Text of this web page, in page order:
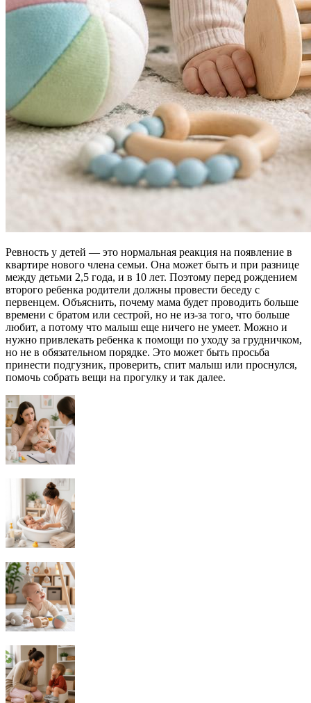
Ревность у детей — это нормальная реакция на появление в
квартире нового члена семьи. Она может быть и при разнице
между детьми 2,5 года, и в 10 лет. Поэтому перед рождением
второго ребенка родители должны провести беседу с
первенцем. Объяснить, почему мама будет проводить больше
времени с братом или сестрой, но не из-за того, что больше
любит, а потому что малыш еще ничего не умеет. Можно и
нужно привлекать ребенка к помощи по уходу за грудничком,
но не в обязательном порядке. Это может быть просьба
принести подгузник, проверить, спит малыш или проснулся,
помочь собрать вещи на прогулку и так далее.